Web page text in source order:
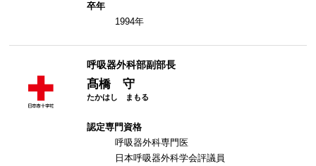
卒年
1994年
呼吸器外科部副部長
髙橋 守
認定専門資格
呼吸器外科専門医
日本呼吸器外科学会評議員